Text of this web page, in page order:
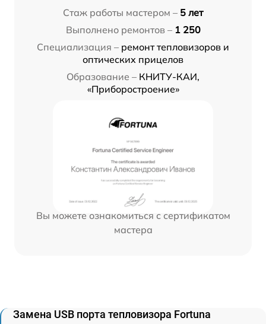
Стаж работы мастером – 5 лет
Выполнено ремонтов – 1 250
Специализация – ремонт тепловизоров и
оптических прицелов
Образование – КНИТУ-КАИ,
«Приборостроение»
Вы можете ознакомиться с сертификатом
мастера
Замена USB порта тепловизора Fortuna